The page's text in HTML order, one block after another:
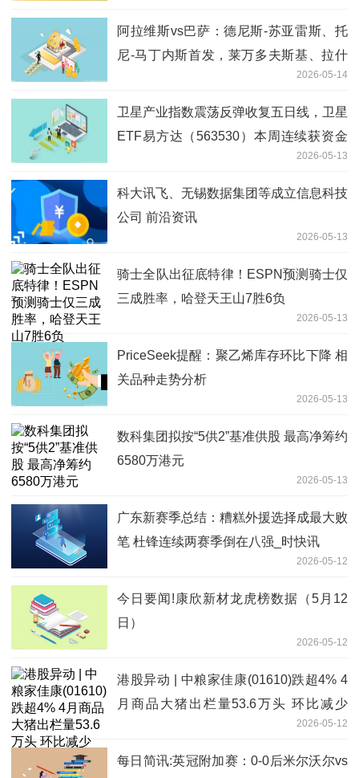
阿拉维斯vs巴萨：德尼斯-苏亚雷斯、托
尼-马丁内斯首发，莱万多夫斯基、拉什
2026-05-14
卫星产业指数震荡反弹收复五日线，卫星
ETF易方达（563530）本周连续获资金
2026-05-13
科大讯飞、无锡数据集团等成立信息科技
公司 前沿资讯
2026-05-13
骑士全队出征底特律！ESPN预测骑士仅
三成胜率，哈登天王山7胜6负
2026-05-13
PriceSeek提醒：聚乙烯库存环比下降 相
关品种走势分析
2026-05-13
数科集团拟按“5供2”基准供股 最高净筹约
6580万港元
2026-05-13
广东新赛季总结：糟糕外援选择成最大败
笔 杜锋连续两赛季倒在八强_时快讯
2026-05-12
今日要闻!康欣新材龙虎榜数据（5月12
日）
2026-05-12
港股异动 | 中粮家佳康(01610)跌超4% 4
月商品大猪出栏量53.6万头 环比减少
2026-05-12
每日简讯:英冠附加赛：0-0后米尔沃尔vs